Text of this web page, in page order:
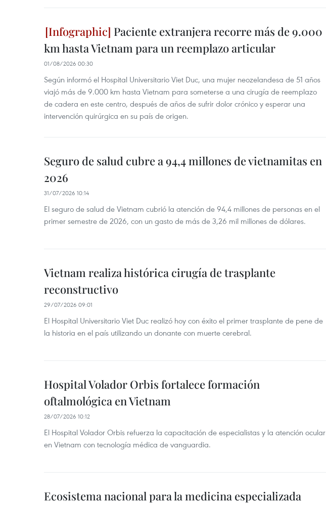
Paciente extranjera recorre más de 9.000
km hasta Vietnam para un reemplazo articular
01/08/2026 00:30
Según informó el Hospital Universitario Viet Duc, una mujer neozelandesa de 51 años
viajó más de 9.000 km hasta Vietnam para someterse a una cirugía de reemplazo
de cadera en este centro, después de años de sufrir dolor crónico y esperar una
intervención quirúrgica en su país de origen.
Seguro de salud cubre a 94,4 millones de vietnamitas en
2026
31/07/2026 10:14
El seguro de salud de Vietnam cubrió la atención de 94,4 millones de personas en el
primer semestre de 2026, con un gasto de más de 3,26 mil millones de dólares.
Vietnam realiza histórica cirugía de trasplante
reconstructivo
29/07/2026 09:01
El Hospital Universitario Viet Duc realizó hoy con éxito el primer trasplante de pene de
la historia en el país utilizando un donante con muerte cerebral.
Hospital Volador Orbis fortalece formación
oftalmológica en Vietnam
28/07/2026 10:12
El Hospital Volador Orbis refuerza la capacitación de especialistas y la atención ocular
en Vietnam con tecnología médica de vanguardia.
Ecosistema nacional para la medicina especializada